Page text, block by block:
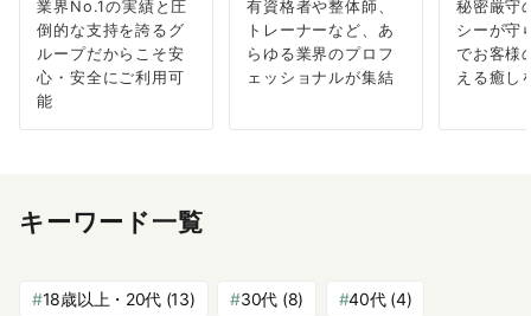
業界No.1の実績と圧
倒的な支持を誇るグ
ループだからこそ安
心・安全にご利用可
能
有資格者や整体師、
トレーナーなど、あ
らゆる業界のプロフ
ェッショナルが集結
秘密厳守
シーが守
でお客様
える癒し
キーワード一覧
18歳以上・20代 (13) 30代 (8) 40代(4)